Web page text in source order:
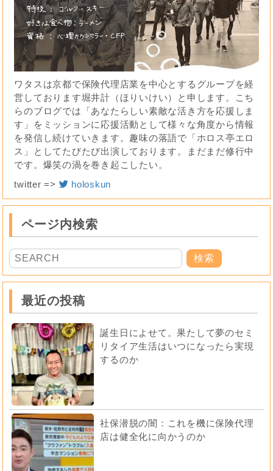
ワタスは京都で保険代理店業を中心とするグループを経
営しております堀井計（ほりいけい）と申します。こち
らのブログでは「あなたらしい素敵な活き方を応援しま
す」をミッションに応援活動として様々な角度から情報
を発信し続けていきます。趣味の落語で「ホロス亭エロ
ス」としてたびたび出演しております。まだまだ修行中
です。爆笑の渦を巻き起こしたい。
twitter =>
holoskun
ページ内検索
最近の投稿
誕生日によせて。果たして夢のセミ
リタイア生活はいつになったら実現
するのか
社保潜脱の闇：これを機に保険代理
店は健全化に向かうのか